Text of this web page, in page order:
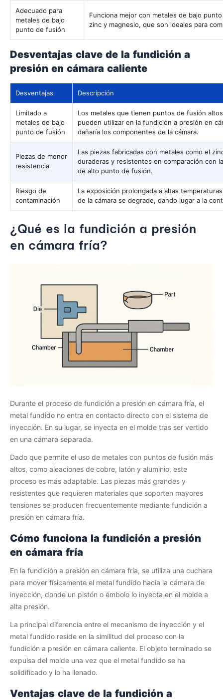
Adecuado para
metales de bajo
punto de fusión
Funciona mejor con metales de bajo
zinc y magnesio, que son ideales para
Desventajas clave de la fundición a
presión en cámara caliente
Desventajas Descripción
Limitado a
metales de bajo
punto de fusión
Los metales que tienen puntos de fusión
pueden utilizar en la fundición a presión en
dañaría los componentes de la cámara.
Piezas de menor
resistencia
Las piezas fabricadas con metales como el
duraderas y resistentes en comparación con
de alto punto de fusión.
Riesgo de
contaminación
La exposición prolongada a altas
de la cámara se degrade, dando lugar a la
¿Qué es la fundición a presión
en cámara fría?
Durante el proceso de fundición a presión en cámara fría, el
metal fundido no entra en contacto directo con el sistema de
inyección. En su lugar, se inyecta en el molde tras ser vertido
en una cámara separada.
Dado que permite el uso de metales con puntos de fusión más
altos, como aleaciones de cobre, latón y aluminio, este
proceso es más adaptable. Las piezas más grandes y
resistentes que requieren materiales que soporten mayores
tensiones se producen frecuentemente mediante fundición a
presión en cámara fría.
Cómo funciona la fundición a presión
en cámara fría
En la fundición a presión en cámara fría, se utiliza una cuchara
para mover físicamente el metal fundido hacia la cámara de
inyección, donde un pistón o émbolo lo inyecta en el molde a
alta presión.
La principal diferencia entre el mecanismo de inyección y el
metal fundido reside en la similitud del proceso con la
fundición a presión en cámara caliente. El objeto terminado se
expulsa del molde una vez que el metal fundido se ha
solidificado y lo ha llenado.
Ventajas clave de la fundición a